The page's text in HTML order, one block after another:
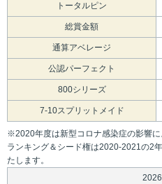
トータルピン
総賞金額
通算アベレージ
公認パーフェクト
800シリーズ
7-10スプリットメイド
※2020年度は新型コロナ感染症の影響に
ランキング＆シード権は2020-2021の2
たします。